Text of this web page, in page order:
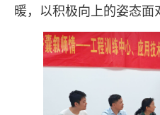
暖，以积极向上的姿态面